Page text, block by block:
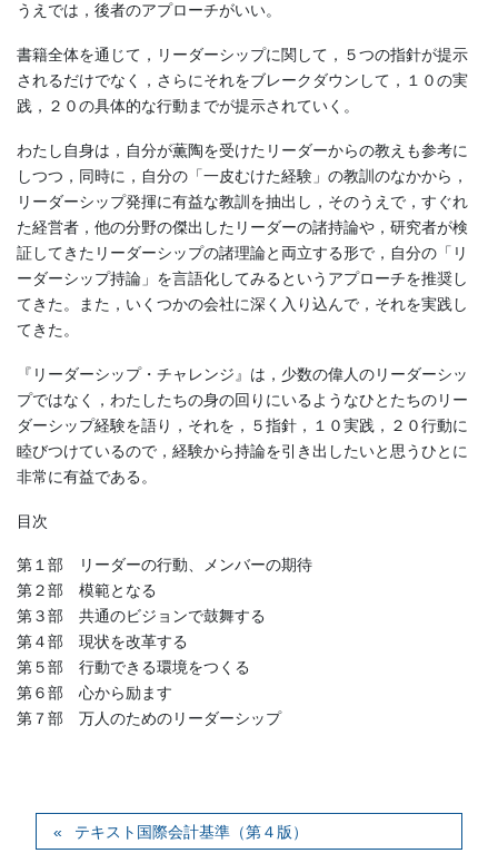
うえでは，後者のアプローチがいい。
書籍全体を通じて，リーダーシップに関して，５つの指針が提示
されるだけでなく，さらにそれをブレークダウンして，１０の実
践，２０の具体的な行動までが提示されていく。
わたし自身は，自分が薫陶を受けたリーダーからの教えも参考に
しつつ，同時に，自分の「一皮むけた経験」の教訓のなかから，
リーダーシップ発揮に有益な教訓を抽出し，そのうえで，すぐれ
た経営者，他の分野の傑出したリーダーの諸持論や，研究者が検
証してきたリーダーシップの諸理論と両立する形で，自分の「リ
ーダーシップ持論」を言語化してみるというアプローチを推奨し
てきた。また，いくつかの会社に深く入り込んで，それを実践し
てきた。
『リーダーシップ・チャレンジ』は，少数の偉人のリーダーシッ
プではなく，わたしたちの身の回りにいるようなひとたちのリー
ダーシップ経験を語り，それを，５指針，１０実践，２０行動に
睦びつけているので，経験から持論を引き出したいと思うひとに
非常に有益である。
目次
第１部 リーダーの行動、メンバーの期待
第２部 模範となる
第３部 共通のビジョンで鼓舞する
第４部 現状を改革する
第５部 行動できる環境をつくる
第６部 心から励ます
第７部 万人のためのリーダーシップ
テキスト国際会計基準（第４版）